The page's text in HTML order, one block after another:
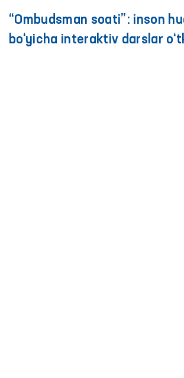
“Ombudsman soati”: inson
bo‘yicha interaktiv darslar